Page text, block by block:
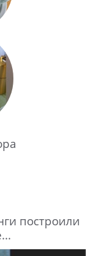
построили